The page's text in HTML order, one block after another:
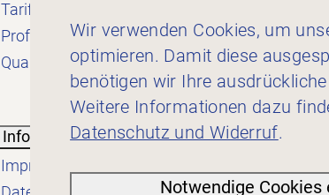
Tarif
Profession
Qualität
Für
Informatives
Impressum
Wir verwenden Cookies, um
optimieren. Damit diese
benötigen wir Ihre
Weitere Informationen dazu
Datenschutz und Widerruf.
Notwendige Cookies